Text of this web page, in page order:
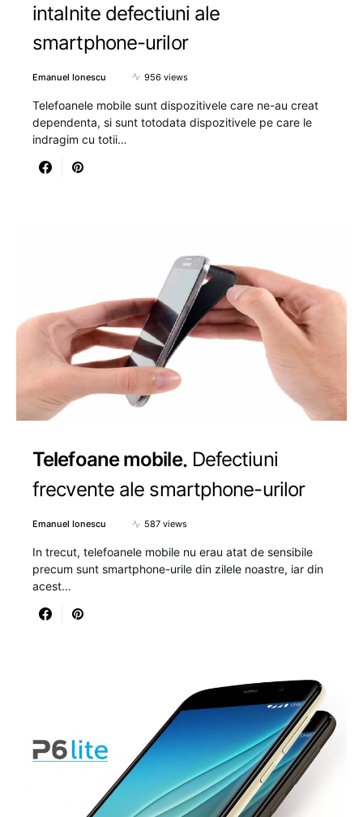
intalnite defectiuni ale
smartphone-urilor
Emanuel Ionescu 956 views
Telefoanele mobile sunt dispozitivele care ne-au creat
dependenta, si sunt totodata dispozitivele pe care le
indragim cu totii…
Telefoane mobile Defectiuni
frecvente ale smartphone-urilor
Emanuel Ionescu 587 views
In trecut, telefoanele mobile nu erau atat de sensibile
precum sunt smartphone-urile din zilele noastre, iar din
acest…